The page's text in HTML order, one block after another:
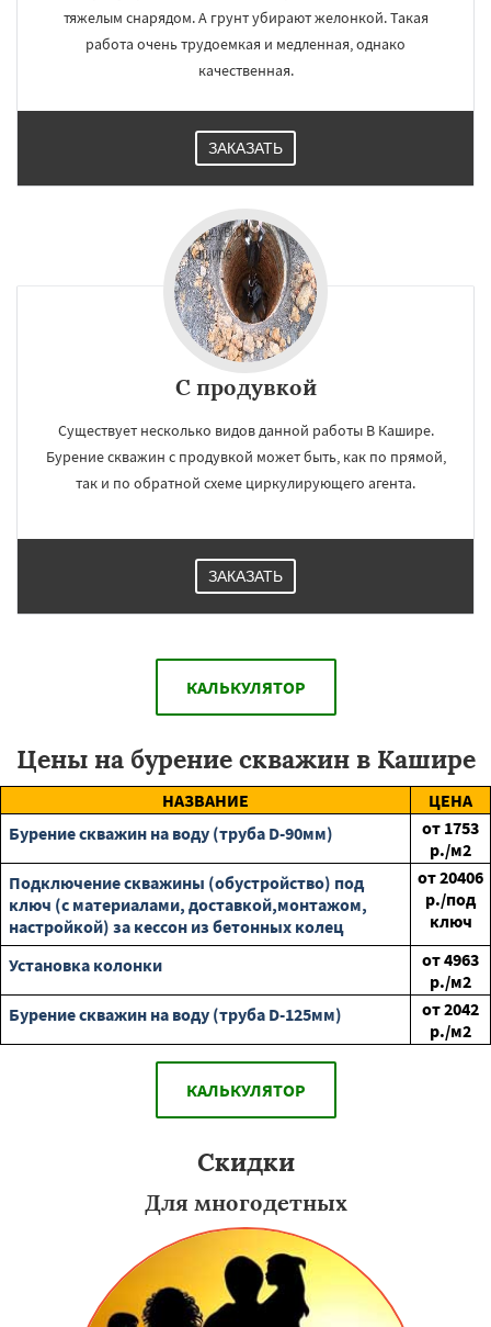
тяжелым снарядом. А грунт убирают желонкой. Такая
работа очень трудоемкая и медленная, однако
качественная.
ЗАКАЗАТЬ
С продувкой
Существует несколько видов данной работы В Кашире.
Бурение скважин с продувкой может быть, как по прямой,
так и по обратной схеме циркулирующего агента.
ЗАКАЗАТЬ
КАЛЬКУЛЯТОР
Цены на бурение скважин в Кашире
НАЗВАНИЕ
ЦЕНА
Бурение скважин на воду (труба D-90мм)
от 1753
р./м2
Подключение скважины (обустройство) под
ключ (с материалами, доставкой,монтажом,
настройкой) за кессон из бетонных колец
от20406
р./под
ключ
Установка колонки
от4963
р./м2
Бурение скважин на воду (труба D-125мм)
от2042
р./м2
КАЛЬКУЛЯТОР
Скидки
Для многодетных